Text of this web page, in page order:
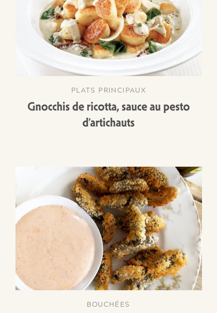
PLATS PRINCIPAUX
Gnocchis de ricotta, sauce au pesto
d’artichauts
BOUCHÉES